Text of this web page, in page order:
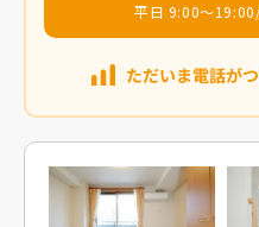
平日 9:00～